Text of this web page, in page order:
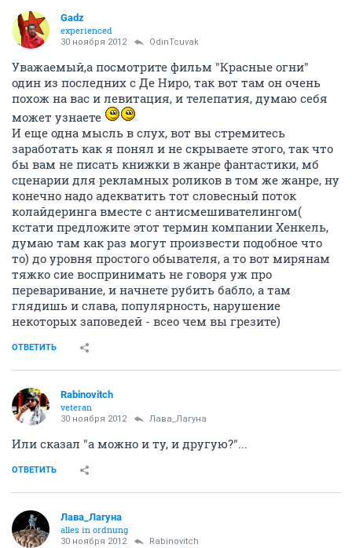
Gadz
experienced
30 ноября 2012 OdinTcuvak
Уважаемый,а посмотрите фильм "Красные огни"
один из последних с Де Ниро, так вот там он очень
похож на вас и левитация, и телепатия, думаю себя
может узнаете
И еще одна мысль в слух, вот вы стремитесь
заработать как я понял и не скрываете этого, так что
бы вам не писать книжки в жанре фантастики, мб
сценарии для рекламных роликов в том же жанре, ну
конечно надо адекватить тот словесный поток
колайдеринга вместе с антисмешивателингом(
кстати предложите этот термин компании Хенкель,
думаю там как раз могут произвести подобное что
то) до уровня простого обывателя, а то вот мирянам
тяжко сие воспринимать не говоря уж про
переваривание, и начнете рубить бабло, а там
глядишь и слава, популярность, нарушение
некоторых заповедей - всео чем вы грезите)
ОТВЕТИТЬ
Rabinovitch
veteran
30 ноября 2012 Лава_Лагуна
Или сказал "а можно и ту, и другую?"...
ОТВЕТИТЬ
Лава_Лагуна
alles in ordnung
30 ноября 2012 Rabinovitch